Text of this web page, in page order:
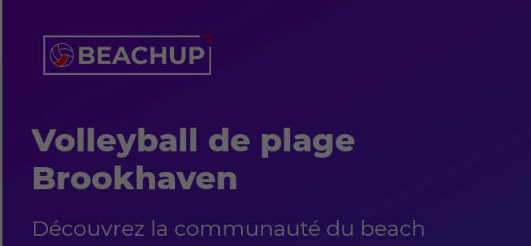
Volleyball de plage
Brookhaven
Découvrez la communauté du beach